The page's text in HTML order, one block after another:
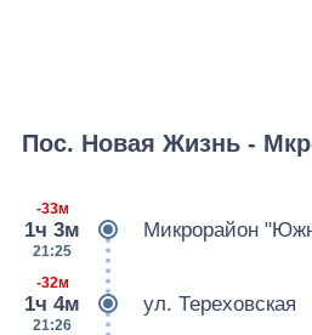
Пос. Новая Жизнь -
-33м
1ч 3м
21:25
Микрорайон
-32м
1ч 4м
21:26
ул. Тереховская